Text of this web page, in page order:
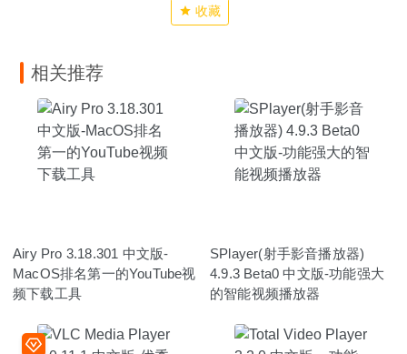
收藏
相关推荐
Airy Pro 3.18.301 中文版-
MacOS排名第一的YouTube视
频下载工具
SPlayer(射手影音播放器)
4.9.3 Beta0 中文版-功能强大
的智能视频播放器